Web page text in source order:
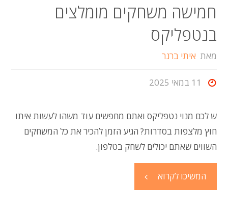
חמישה משחקים מומלצים
בנטפליקס
מאת איתי ברנר
11 במאי 2025
ש לכם מנוי נטפליקס ואתם מחפשים עוד משהו לעשות איתו
חוץ מלצפות בסדרות? הגיע הזמן להכיר את כל המשחקים
השווים שאתם יכולים לשחק בטלפון.
המשיכו לקרוא"חמישה